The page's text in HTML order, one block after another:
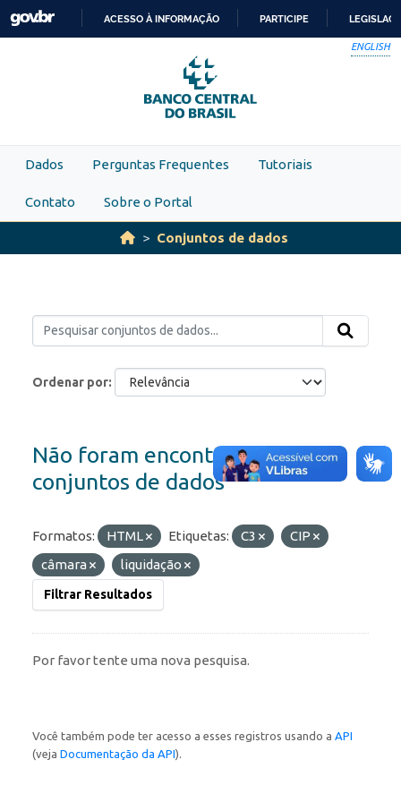
Skip to main content
PARA
O
CONTEÚDO
ACESSO À INFORMAÇÃO PARTICIPE
ENGLISH
Dados Perguntas Frequentes Tutoriais
Contato Sobre o Portal
Conjuntos de dados
Ordenar por
Não foram encontrados
conjuntos de dados
Formatos: HTML Etiquetas: C3
CIP
câmara
liquidação
Filtrar Resultados
Por favor tente uma nova pesquisa.
Você também pode ter acesso a esses registros usando a API
(veja Documentação da API).